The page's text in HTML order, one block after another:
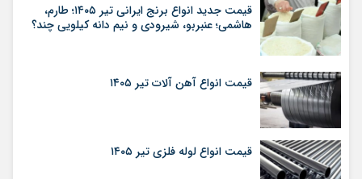
قیمت جدید انواع برنج ایرانی تیر ۱۴۰۵؛ طارم،
هاشمی؛ عنبربو، شیرودی و نیم دانه کیلویی چند؟
قیمت انواع آهن آلات تیر ۱۴۰۵
قیمت انواع لوله فلزی تیر ۱۴۰۵